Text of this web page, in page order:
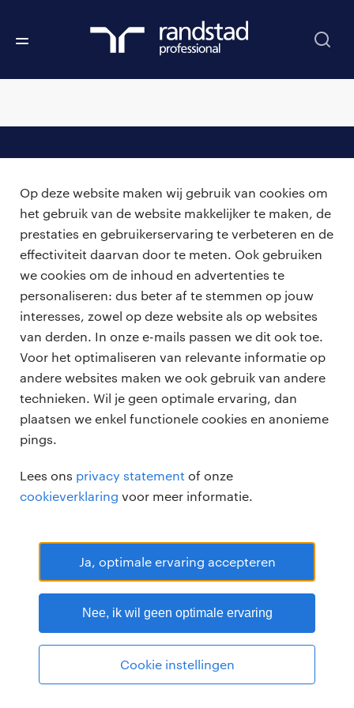
Op deze website maken wij gebruik van cookies om
het gebruik van de website makkelijker te maken, de
prestaties en gebruikerservaring te verbeteren en de
effectiviteit daarvan door te meten. Ook gebruiken
we cookies om de inhoud en advertenties te
personaliseren: dus beter af te stemmen op jouw
interesses, zowel op deze website als op websites
van derden. In onze e-mails passen we dit ook toe.
Voor het optimaliseren van relevante informatie op
andere websites maken we ook gebruik van andere
technieken. Wil je geen optimale ervaring, dan
plaatsen we enkel functionele cookies en anonieme
pings.
Lees ons privacy statement of onze
cookieverklaring voor meer informatie.
Ja, optimale ervaring accepteren
Nee, ik wil geen optimale ervaring
Cookie instellingen
vacatures
zzp-opdrachten
careers for expats
voor opdrachtgevers
algemene voorwaarden
over ons
bmc
onze kantoren
Randstad Professional Google score 4.15 -
RANDSTAD PROFESSIONAL is een geregistreerd handelsmerk van
Randstad N.V.